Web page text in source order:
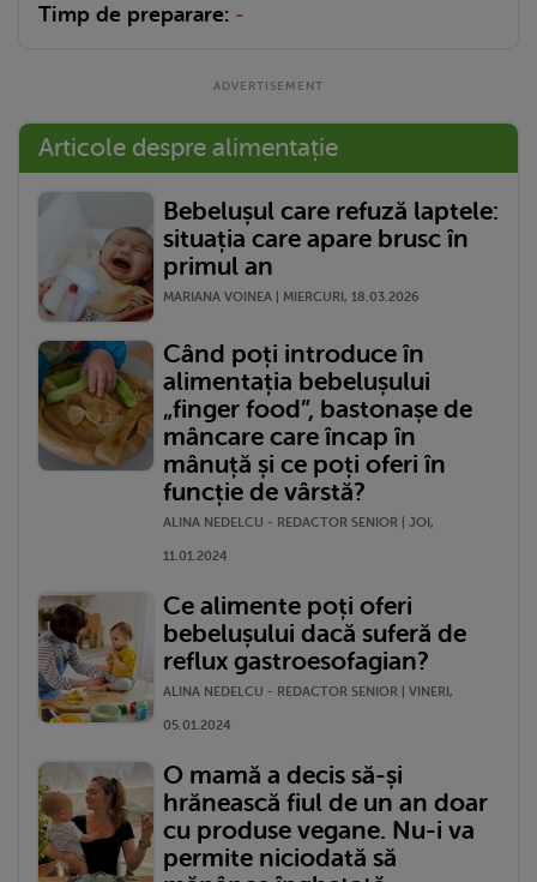
Timp de preparare: -
Articole despre alimentație
Bebelușul care refuză laptele:
situația care apare brusc în
primul an
MARIANA VOINEA | MIERCURI, 18.03.2026
Când poți introduce în
alimentația bebelușului
„finger food”, bastonașe de
mâncare care încap în
mânuță și ce poți oferi în
funcție de vârstă?
ALINA NEDELCU - REDACTOR SENIOR | JOI,
11.01.2024
Ce alimente poți oferi
bebelușului dacă suferă de
reflux gastroesofagian?
ALINA NEDELCU - REDACTOR SENIOR | VINERI,
05.01.2024
O mamă a decis să-și
hrănească fiul de un an doar
cu produse vegane. Nu-i va
permite niciodată să